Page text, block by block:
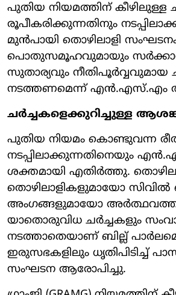
പുതിയ നിയമത്തിന് കീഴിലുള്ള
രൂപീകരിക്കുന്നതിനും
മുൻപായി തൊഴിലാളി
പൊതുസമൂഹവുമായും സർക്കാർ
സുതാര്യവും നീതിപൂർവ്വവുമായ
നടത്തണമെന്ന് എൻ.എസ്.എം
ചർച്ചകളെക്കുറിച്ചുള്ള
പുതിയ നിയമം കൊണ്ടുവന്ന
നടപ്പിലാക്കുന്നതിനെയും
ശക്തമായി എതിർത്തു.
തൊഴിലാളികളുമായോ
അംഗങ്ങളുമായോ
യാതൊരുവിധ ചർച്ചകളും
നടത്താതെയാണ് ബില്ല്
ഇരുസഭകളിലും ധൃതിപിടിച്ച്
സംഘടന ആരോപിച്ചു.